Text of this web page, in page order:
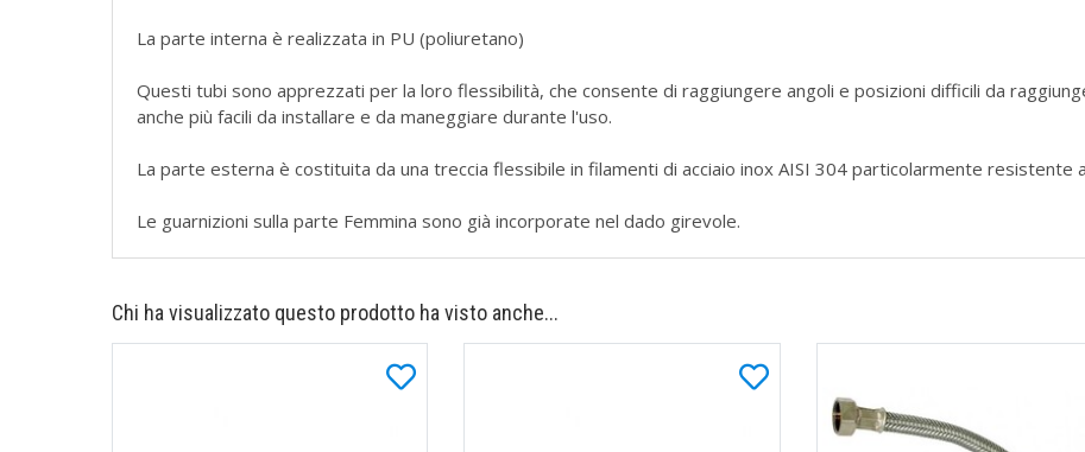
La parte interna è realizzata in PU (poliuretano)
Questi tubi sono apprezzati per la loro flessibilità, che consente di raggiungere angoli e posizioni difficili da
anche più facili da installare e da maneggiare durante l'uso.
La parte esterna è costituita da una treccia flessibile in filamenti di acciaio inox AISI 304 particolarmente resistente
Le guarnizioni sulla parte Femmina sono già incorporate nel dado girevole.
Chi ha visualizzato questo prodotto ha visto anche...